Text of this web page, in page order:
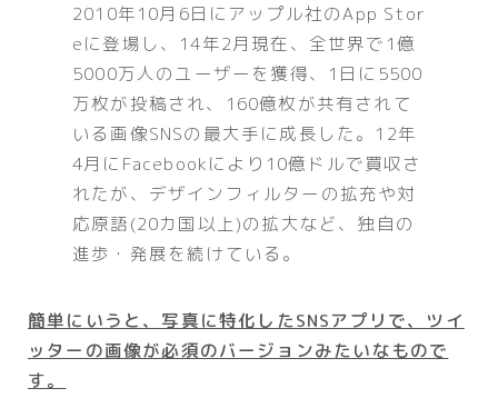
2010年10月6日にアップル社のApp Stor
eに登場し、14年2月現在、全世界で1億
5000万人のユーザーを獲得、1日に5500
万枚が投稿され、160億枚が共有されて
いる画像SNSの最大手に成長した。12年
4月にFacebookにより10億ドルで買収さ
れたが、デザインフィルターの拡充や対
応原語(20カ国以上)の拡大など、独自の
進歩・発展を続けている。
簡単にいうと、写真に特化したSNSアプリで、ツイ
ッターの画像が必須のバージョンみたいなもので
す。